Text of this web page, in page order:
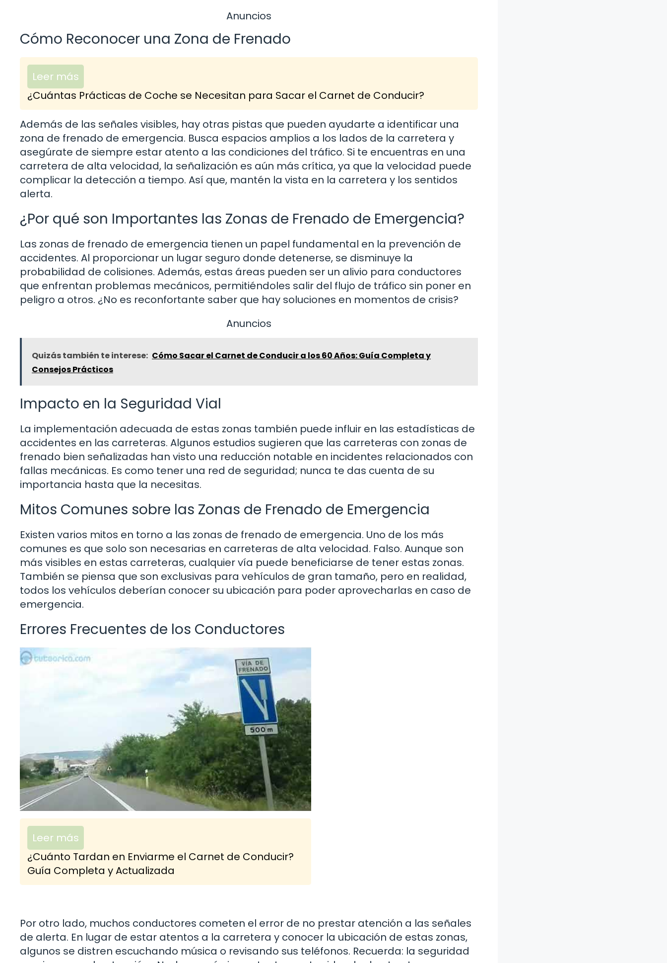
Anuncios
Cómo Reconocer una Zona de Frenado
Leer más
¿Cuántas Prácticas de Coche se Necesitan para Sacar el Carnet de Conducir?
Además de las señales visibles, hay otras pistas que pueden ayudarte a identificar una
zona de frenado de emergencia. Busca espacios amplios a los lados de la carretera y
asegúrate de siempre estar atento a las condiciones del tráfico. Si te encuentras en una
carretera de alta velocidad, la señalización es aún más crítica, ya que la velocidad puede
complicar la detección a tiempo. Así que, mantén la vista en la carretera y los sentidos
alerta.
¿Por qué son Importantes las Zonas de Frenado de Emergencia?
Las zonas de frenado de emergencia tienen un papel fundamental en la prevención de
accidentes. Al proporcionar un lugar seguro donde detenerse, se disminuye la
probabilidad de colisiones. Además, estas áreas pueden ser un alivio para conductores
que enfrentan problemas mecánicos, permitiéndoles salir del flujo de tráfico sin poner en
peligro a otros. ¿No es reconfortante saber que hay soluciones en momentos de crisis?
Anuncios
Quizás también te interese: Cómo Sacar el Carnet de Conducir a los 60 Años: Guía Completa y
Consejos Prácticos
Impacto en la Seguridad Vial
La implementación adecuada de estas zonas también puede influir en las estadísticas de
accidentes en las carreteras. Algunos estudios sugieren que las carreteras con zonas de
frenado bien señalizadas han visto una reducción notable en incidentes relacionados con
fallas mecánicas. Es como tener una red de seguridad; nunca te das cuenta de su
importancia hasta que la necesitas.
Mitos Comunes sobre las Zonas de Frenado de Emergencia
Existen varios mitos en torno a las zonas de frenado de emergencia. Uno de los más
comunes es que solo son necesarias en carreteras de alta velocidad. Falso. Aunque son
más visibles en estas carreteras, cualquier vía puede beneficiarse de tener estas zonas.
También se piensa que son exclusivas para vehículos de gran tamaño, pero en realidad,
todos los vehículos deberían conocer su ubicación para poder aprovecharlas en caso de
emergencia.
Errores Frecuentes de los Conductores
Leer más
¿Cuánto Tardan en Enviarme el Carnet de Conducir?
Guía Completa y Actualizada
Por otro lado, muchos conductores cometen el error de no prestar atención a las señales
de alerta. En lugar de estar atentos a la carretera y conocer la ubicación de estas zonas,
algunos se distren escuchando música o revisando sus teléfonos. Recuerda: la seguridad